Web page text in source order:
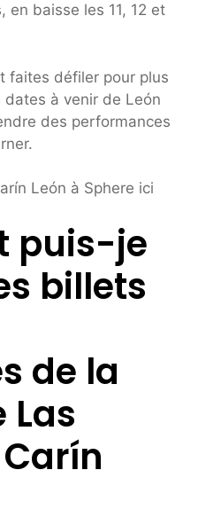
en baisse les 11, 12 et
faites défiler pour plus
à venir de León
des performances
León à Sphere ici
puis-je
billets
de la
Las